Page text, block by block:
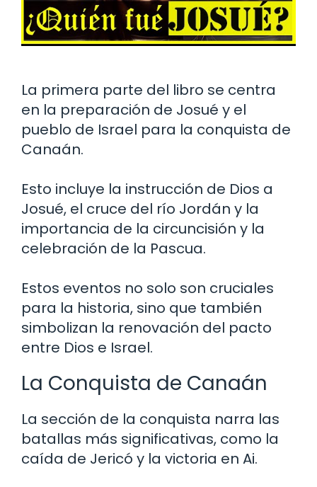
La primera parte del libro se centra
en la preparación de Josué y el
pueblo de Israel para la conquista de
Canaán.
Esto incluye la instrucción de Dios a
Josué, el cruce del río Jordán y la
importancia de la circuncisión y la
celebración de la Pascua.
Estos eventos no solo son cruciales
para la historia, sino que también
simbolizan la renovación del pacto
entre Dios e Israel.
La Conquista de Canaán
La sección de la conquista narra las
batallas más significativas, como la
caída de Jericó y la victoria en Ai.